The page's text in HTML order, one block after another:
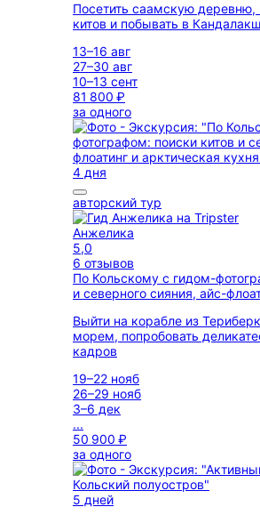
Посетить саамскую
китов и побывать в
13–16 авг
27–30 авг
10–13 сент
81 800 ₽
за одного
4 дня
авторский тур
Анжелика
5,0
6 отзывов
По Кольскому с гидом-
и северного сияния, айс-
Выйти на корабле из
морем, попробовать
кадров
19–22 нояб
26–29 нояб
3–6 дек
...
50 900 ₽
за одного
5 дней